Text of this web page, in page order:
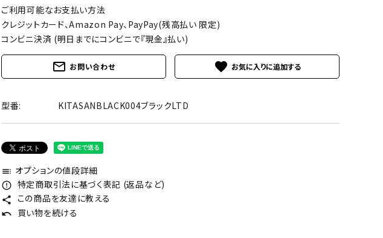
ご利用可能なお支払い方法
クレジットカード、Amazon Pay、PayPay(残高払い 限定)
コンビニ決済 (明日までにコンビニで『現金』払い)
mail_outline お問い合わせ favorite
型番: KITASANBLACK004ブラックLTD
toc オプションの値段詳細
error_outline 特定商取引法に基づく表記 (返品など)
share この商品を友達に教える
undo 買い物を続ける